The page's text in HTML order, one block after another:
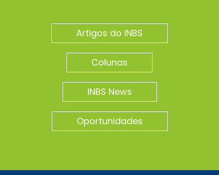
Artigos do INBS
Colunas
INBS News
Oportunidades